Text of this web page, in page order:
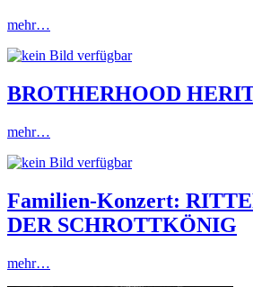
mehr…
BROTHERHOOD
mehr…
Familien-Konzert:
DER SCHROTTKÖNIG
mehr…